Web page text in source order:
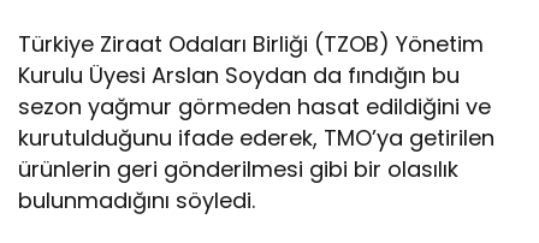
Türkiye Ziraat Odaları Birliği (TZOB) Yönetim
Kurulu Üyesi Arslan Soydan da fındığın bu
sezon yağmur görmeden hasat edildiğini ve
kurutulduğunu ifade ederek, TMO’ya getirilen
ürünlerin geri gönderilmesi gibi bir olasılık
bulunmadığını söyledi.